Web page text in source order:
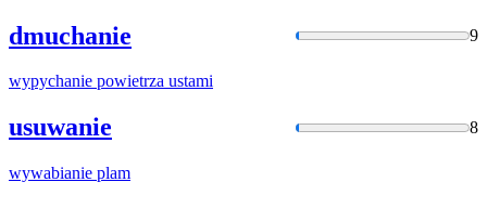
dmuchanie 9
wypychanie powietrza ustami
usuwanie 8
wywabianie plam